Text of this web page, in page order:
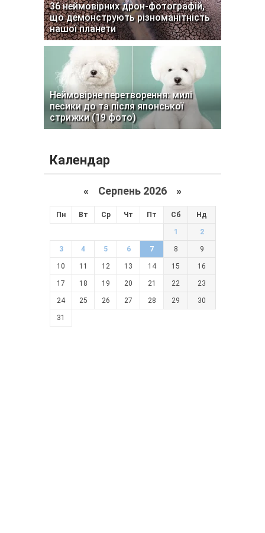
36 неймовірних дрон-фотографій,
що демонструють різноманітність
нашої планети
Неймовірне перетворення: милі
песики до та після японської
стрижки (19 фото)
Календар
« Серпень 2026 »
Пн Вт Ср Чт Пт Сб Нд
1 2
3 4 5 6 7 8 9
10 11 12 13 14 15 16
17 18 19 20 21 22 23
24 25 26 27 28 29 30
31